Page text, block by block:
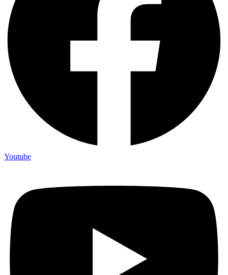
Youtube